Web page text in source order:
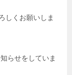
しくお願いしま
らせをしていま